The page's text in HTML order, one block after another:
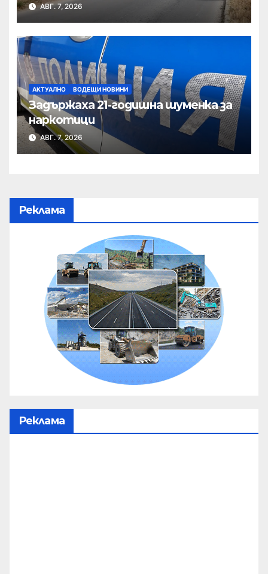
АВГ. 7, 2026
АКТУАЛНО ВОДЕЩИ НОВИНИ
Задържаха 21-годишна шуменка за
наркотици
АВГ. 7, 2026
Реклама
Реклама